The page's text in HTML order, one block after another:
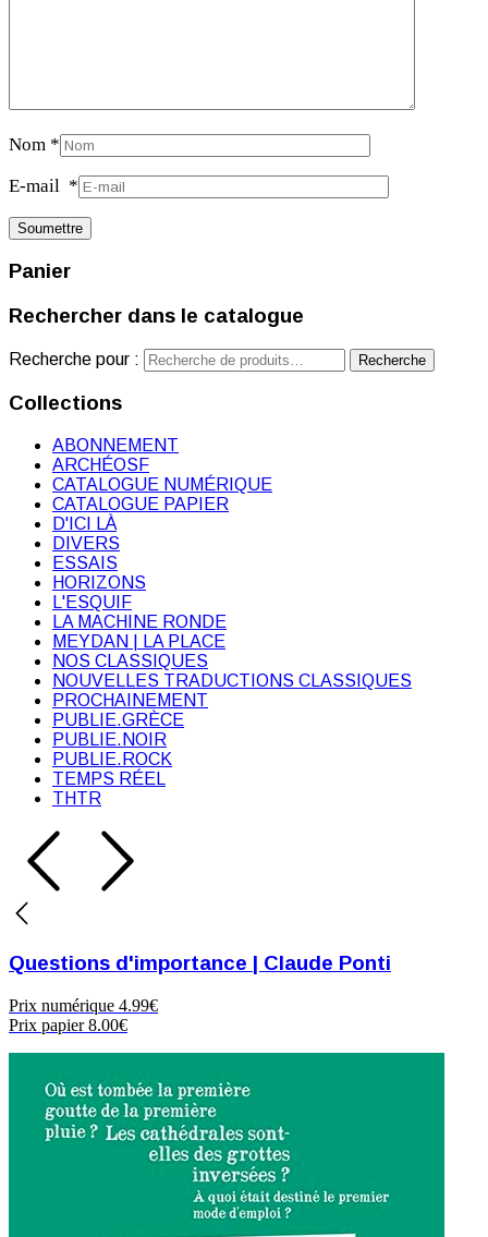
Nom *
E-mail *
Panier
Rechercher dans le catalogue
Recherche pour : Recherche
Collections
ABONNEMENT
ARCHÉOSF
CATALOGUE NUMÉRIQUE
CATALOGUE PAPIER
D'ICI LÀ
DIVERS
ESSAIS
HORIZONS
L'ESQUIF
LA MACHINE RONDE
MEYDAN | LA PLACE
NOS CLASSIQUES
NOUVELLES TRADUCTIONS CLASSIQUES
PROCHAINEMENT
PUBLIE.GRÈCE
PUBLIE.NOIR
PUBLIE.ROCK
TEMPS RÉEL
THTR
Questions d'importance | Claude Ponti
Prix numérique 4.99€
Prix papier8.00€